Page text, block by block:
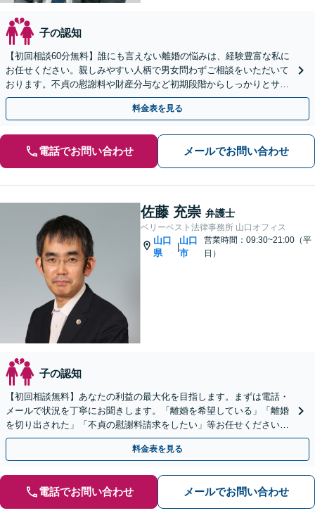
子の認知
【初回相談60分無料】誰にも言えない離婚の悩みは、経験豊富な私に
お任せください。親しみやすい人柄で男女問わずご相談をいただいて
おります。不貞の慰謝料や財産分与など初期段階からしっかりとサポ
ートいたします。【web面談可能】
料金表を見る
電話でお問い合わせ メールでお問い合わせ
佐藤 充崇 弁護士
ベリーベスト法律事務所 山口オフィス
山口
県
|
山口
市
営業時間：09:30~21:00（平
日）
子の認知
【初回相談無料】あなたの利益の最大化を目指します。まずは電話・
メールで状況を丁寧にお聞きします。「離婚を希望している」「離婚
を切り出された」「不貞の慰謝料請求をしたい」等お任せください。
【リーズナブルな料金設定】
料金表を見る
電話でお問い合わせ メールでお問い合わせ